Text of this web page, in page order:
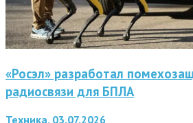
«Росэл» разработал
радиосвязи для БПЛА
Техника, 03.07.2026